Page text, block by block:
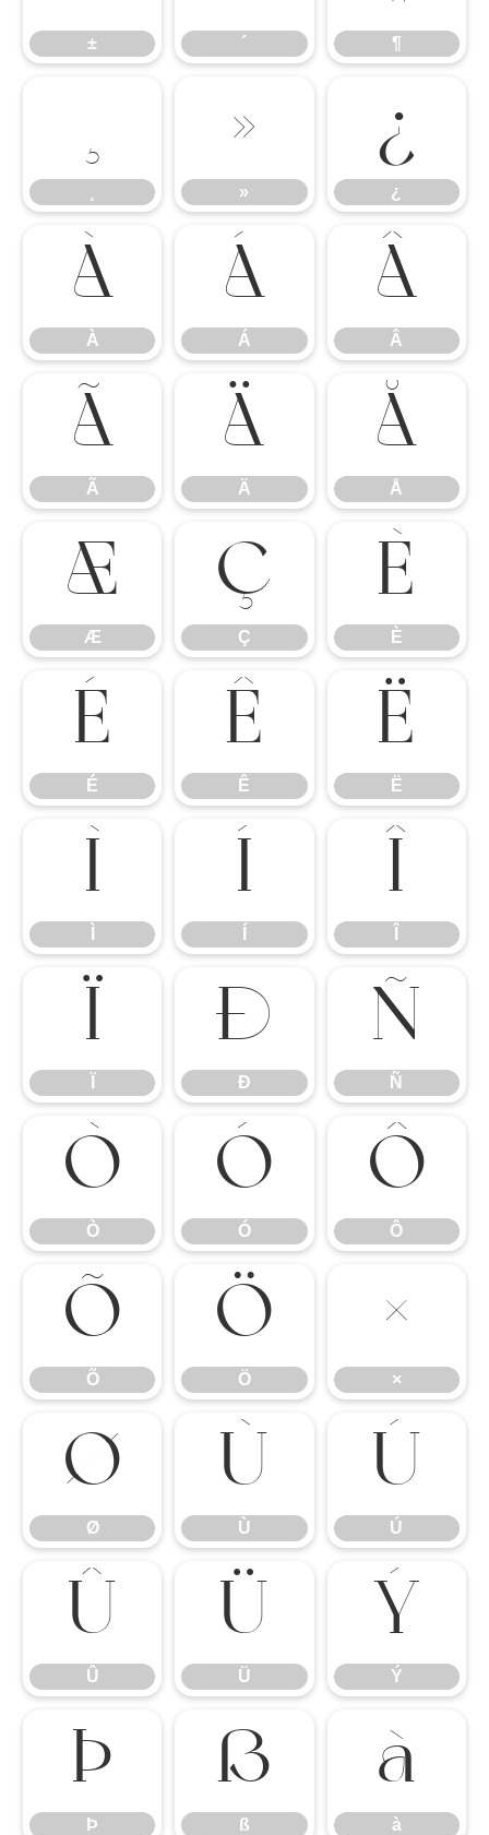
± ´ ¶
¸ »
»
¿
¿
À
À
Á
Á
Â
Â
Ã
Ã
Ä
Ä
Å
Å
Æ
Æ
Ç
Ç
È
È
É
É
Ê
Ê
Ë
Ë
Ì Í Î
Ï Ð
Ð
Ñ
Ñ
Ò
Ò
Ó
Ó
Ô
Ô
Õ
Õ
Ö
Ö
×
×
Ø
Ø
Ù
Ù
Ú
Ú
Û
Û
Ü
Ü
Ý
Ý
Þ
Þ
ß
ß
à
à